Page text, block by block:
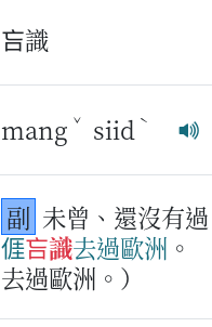
吂識
mang ˇ siid ˋ
副 未曾、還沒有過
𠊎吂識去過歐洲 。
去過歐洲。）